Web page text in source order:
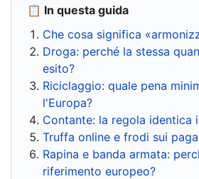
📋 In questa guida
Che cosa significa
Droga: perché la stessa
esito?
Riciclaggio: quale pena
l'Europa?
Contante: la regola identica
Truffa online e frodi sui
Rapina e banda armata:
riferimento europeo?